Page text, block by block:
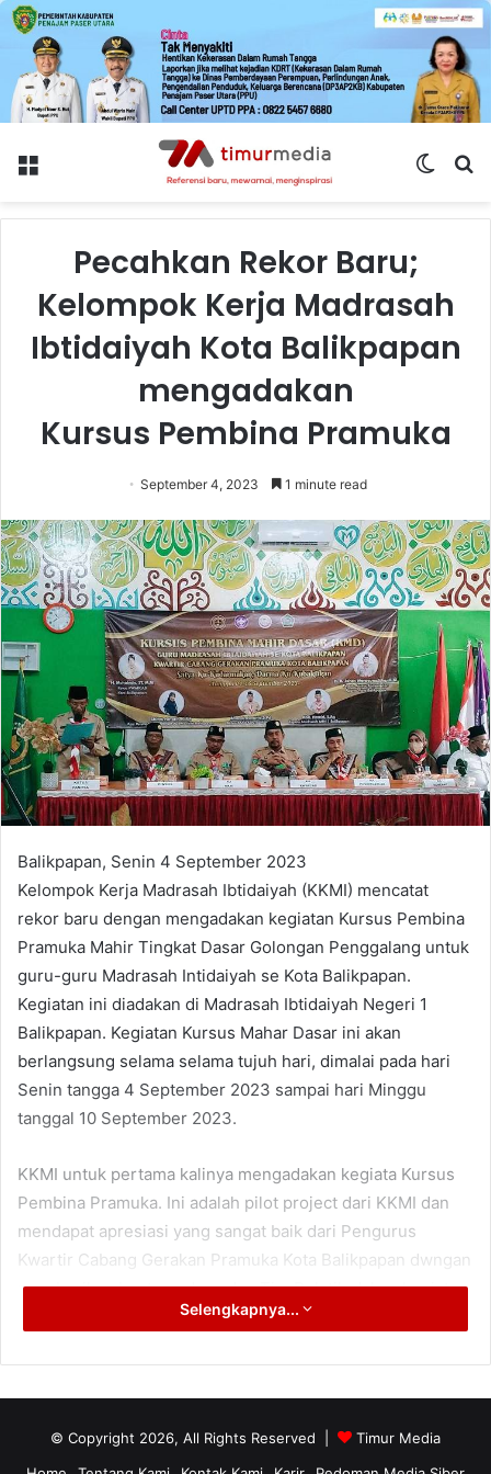
Menu
Switch
Pecahkan Rekor Baru;
Kelompok Kerja Madrasah
Ibtidaiyah Kota Balikpapan
mengadakan
Kursus Pembina Pramuka
September 4, 2023 1 minute read
Balikpapan, Senin 4 September 2023
Kelompok Kerja Madrasah Ibtidaiyah (KKMI) mencatat
rekor baru dengan mengadakan kegiatan Kursus Pembina
Pramuka Mahir Tingkat Dasar Golongan Penggalang untuk
guru-guru Madrasah Intidaiyah se Kota Balikpapan.
Kegiatan ini diadakan di Madrasah Ibtidaiyah Negeri 1
Balikpapan. Kegiatan Kursus Mahar Dasar ini akan
berlangsung selama selama tujuh hari, dimalai pada hari
Senin tangga 4 September 2023 sampai hari Minggu
tanggal 10 September 2023.
KKMI untuk pertama kalinya mengadakan kegiata Kursus
Pembina Pramuka. Ini adalah pilot project dari KKMI dan
mendapat apresiasi yang sangat baik dari Pengurus
Kwartir Cabang Gerakan Pramuka Kota Balikpapan dwngan
memberikan bantuan dana dan Tim Pelatih dalam kegiatan
Kursus Mahir Dasar (KMD) ini.
guru Madrasah Ibtidaiyah se Kota Balikpapan, berjumlah 55
orang, terdiri dari peserta laki-laki 15 orang dan peserta
Selengkapnya...
© Copyright 2026, All Rights Reserved |
Timur Media